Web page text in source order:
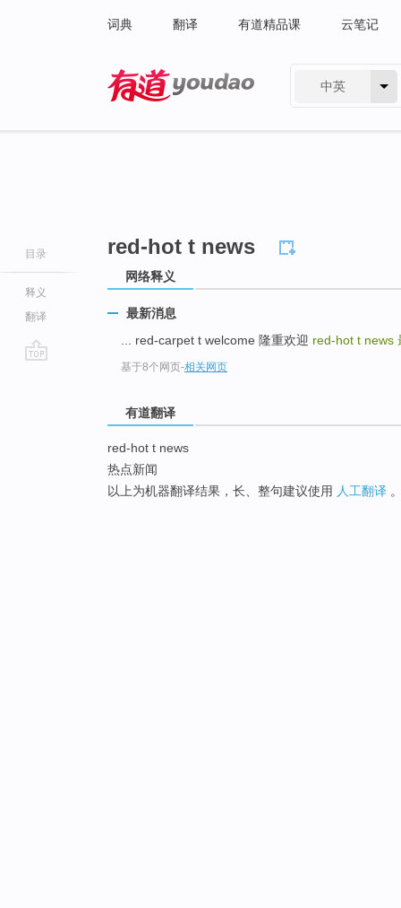
词典 翻译 有道精品课 云笔记
中英
目录
释义
翻译
red-hot t news
网络释义
最新消息
... red-carpet t welcome 隆重欢迎 red-hot t news
基于8个网页-相关网页
有道翻译
red-hot t news
热点新闻
以上为机器翻译结果，长、整句建议使用 人工翻译